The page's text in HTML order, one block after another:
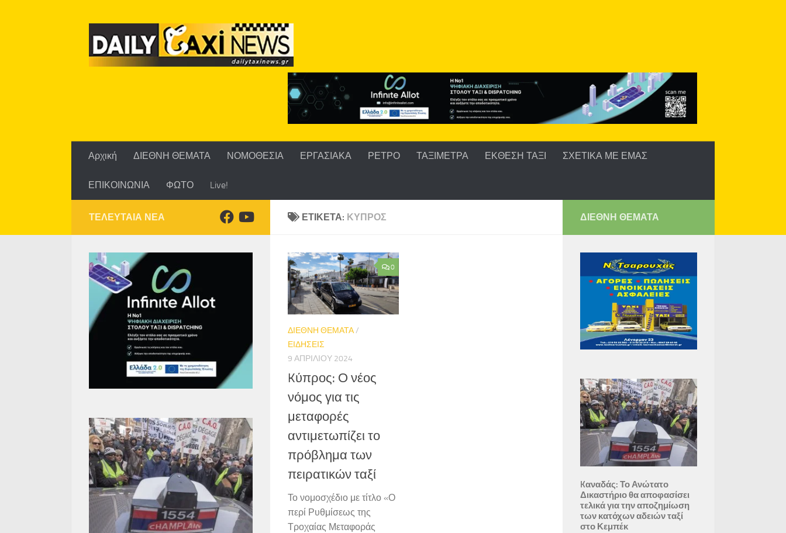
Αρχική ΔΙΕΘΝΗ ΘΕΜΑΤΑ ΝΟΜΟΘΕΣΙΑ ΕΡΓΑΣΙΑΚΑ ΡΕΤΡΟ ΤΑΞΙΜΕΤΡΑ ΕΚΘΕΣΗ ΤΑΞΙ ΣΧΕΤΙΚΑ ΜΕ ΕΜΑΣ
ΕΠΙΚΟΙΝΩΝΙΑ ΦΩΤΟ Live!
ΕΤΙΚΈΤΑ: ΚΥΠΡΟΣ
0
ΔΙΕΘΝΗ ΘΕΜΑΤΑ/
ΕΙΔΗΣΕΙΣ
9 ΑΠΡΙΛΊΟΥ 2024
Kύπρος: Ο νέος
νόμος για τις
μεταφορές
αντιμετωπίζει το
πρόβλημα των
πειρατικών ταξί
Το νομοσχέδιο με τίτλο «Ο
περί Ρυθμίσεως της
Τροχαίας Μεταφοράς
ΤΕΛΕΥΤΑΙΑ ΝΕΑ ΔΙΕΘΝΗ ΘΕΜΑΤΑ
Kαναδάς: Το Ανώτατο
Δικαστήριο θα αποφασίσει
τελικά για την αποζημίωση
των κατόχων αδειών ταξί
στο Κεμπέκ